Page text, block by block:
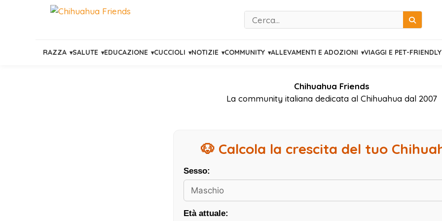
Cerca
RAZZA SALUTE EDUCAZIONE CUCCIOLI NOTIZIE COMMUNITY ALLEVAMENTI E ADOZIONI VIAGGI E PET-FRIENDLY
Chihuahua Friends
La community italiana dedicata al Chihuahua dal 2007
🐶 Calcola la crescita del tuo
Sesso:
Età attuale: